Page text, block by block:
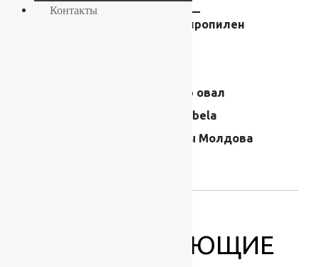
Состав
Frise —
полипропилен
Ковер овал
Moldabela
Ковры Молдова
СОПУТСТВУЮЩИЕ
Контакты